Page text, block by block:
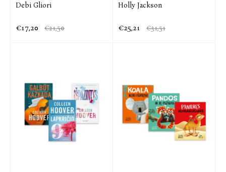
Debi Gliori
€17,20 €21,50
Holly Jackson
€25,21 €31,51